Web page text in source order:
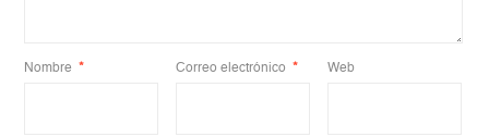
Nombre * Correo electrónico * Web